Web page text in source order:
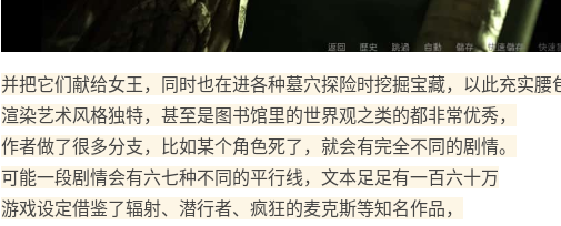
并把它们献给女王，同时也在进各种墓穴探险时挖掘宝藏，以此充实腰
渲染艺术风格独特，甚至是图书馆里的世界观之类的都非常优秀，
作者做了很多分支，比如某个角色死了，就会有完全不同的剧情。
可能一段剧情会有六七种不同的平行线，文本足足有一百六十万
游戏设定借鉴了辐射、潜行者、疯狂的麦克斯等知名作品，